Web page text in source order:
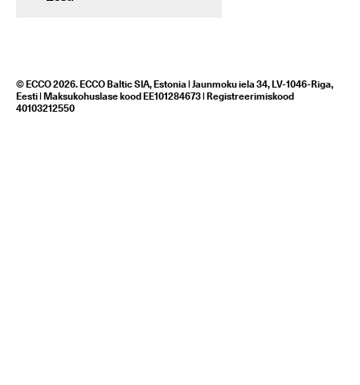
© ECCO 2026. ECCO Baltic SIA, Estonia | Jaunmoku iela 34, LV-1046-Riga,
Eesti | Maksukohuslase kood EE101284673 | Registreerimiskood
40103212550